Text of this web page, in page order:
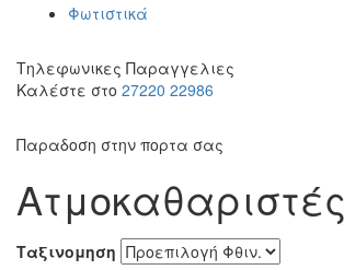
Φωτιστικά
Τηλεφωνικες Παραγγελιες
Καλέστε στο 27220 22986
Παραδοση στην πορτα σας
Ατμοκαθαριστές
Ταξινομηση